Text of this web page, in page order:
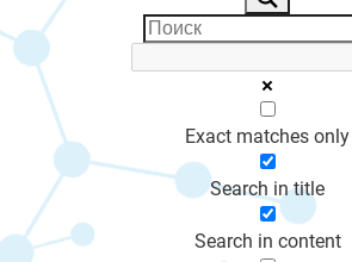
Exact matches only
Search in title
Search in content